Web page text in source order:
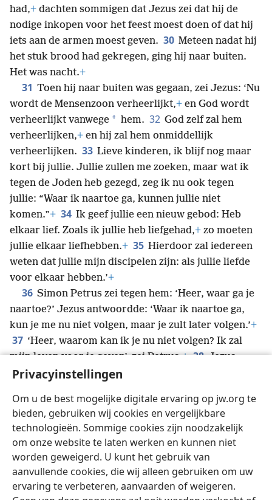
Privacyinstellingen
Om u de best mogelijke digitale ervaring op jw.org te
bieden, gebruiken wij cookies en vergelijkbare
technologieën. Sommige cookies zijn noodzakelijk
om onze website te laten werken en kunnen niet
worden geweigerd. U kunt het gebruik van
aanvullende cookies, die wij alleen gebruiken om uw
ervaring te verbeteren, aanvaarden of weigeren.
had,+ dachten sommigen dat Jezus zei dat hij de
nodige inkopen voor het feest moest doen of dat hij
iets aan de armen moest geven. 30 Meteen nadat hij
het stuk brood had gekregen, ging hij naar buiten.
Het was nacht.+
31 Toen hij naar buiten was gegaan, zei Jezus: ‘Nu
wordt de Mensenzoon verheerlijkt,+ en God wordt
verheerlijkt vanwege * hem. 32 God zelf zal hem
verheerlijken,+ en hij zal hem onmiddellijk
verheerlijken. 33 Lieve kinderen, ik blijf nog maar
kort bij jullie. Jullie zullen me zoeken, maar wat ik
tegen de Joden heb gezegd, zeg ik nu ook tegen
jullie: “Waar ik naartoe ga, kunnen jullie niet
komen.”+ 34 Ik geef jullie een nieuw gebod: Heb
elkaar lief. Zoals ik jullie heb liefgehad,+ zo moeten
jullie elkaar liefhebben.+ 35 Hierdoor zal iedereen
weten dat jullie mijn discipelen zijn: als jullie liefde
voor elkaar hebben.’+
36 Simon Petrus zei tegen hem: ‘Heer, waar ga je
naartoe?’ Jezus antwoordde: ‘Waar ik naartoe ga,
kun je me nu niet volgen, maar je zult later volgen.’+
37 ‘Heer, waarom kan ik je nu niet volgen? Ik zal
mijn leven voor je geven’, zei Petrus.+ 38 Jezus
antwoordde: ‘Zul jij je leven voor me geven? Echt, ik
keer gezegd hebt dat je mij niet kent.’ * +
Nederlands Delen Instellingen
Copyright © 2026 Watch Tower Bible and Tract Society of Pennsylvania
Gebruiksvoorwaarden Privacybeleid Privacyinstellingen